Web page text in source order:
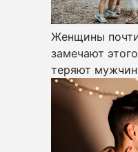
Женщины
замечают
теряют